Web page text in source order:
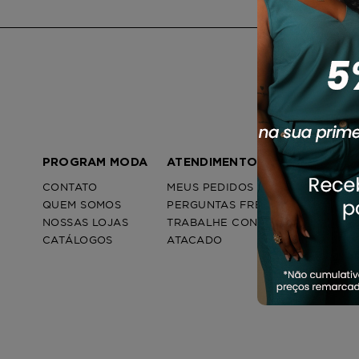
PROGRAM MODA
CONTATO
QUEM SOMOS
NOSSAS LOJAS
CATÁLOGOS
ATENDIMENTO
MEUS PEDIDOS
PERGUNTAS FREQUENTES
TRABALHE CONOSCO
ATACADO